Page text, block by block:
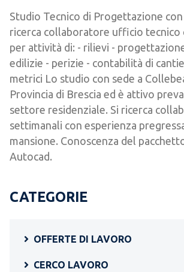
Studio Tecnico di Progettazione
ricerca collaboratore ufficio tecnico
per attività di: - rilievi -
edilizie - perizie - contabilità di
metrici Lo studio con sede a
Provincia di Brescia ed è attivo
settore residenziale. Si ricerca
settimanali con esperienza
mansione. Conoscenza del
Autocad.
CATEGORIE
OFFERTE DI LAVORO
CERCO LAVORO